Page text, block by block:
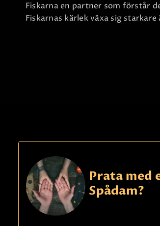
Fiskarna en partner som förstår
Fiskarnas kärlek växa sig
Prata med
Spådam?